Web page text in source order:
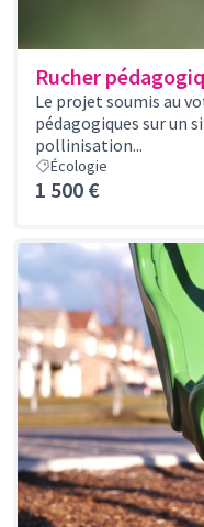
Rucher
Le projet soumis au
pédagogiques sur un
pollinisation...
Écologie
1 500 €